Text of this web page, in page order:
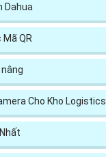
Dahua
QR
Cho Kho Logistics